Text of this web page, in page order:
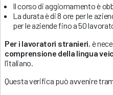
Il corso di aggiornamento è
La durata è di 8 ore per le
per le aziende fino a 50
Per i lavoratori stranieri, è
comprensione della lingua
l’italiano.
Questa verifica può avvenire